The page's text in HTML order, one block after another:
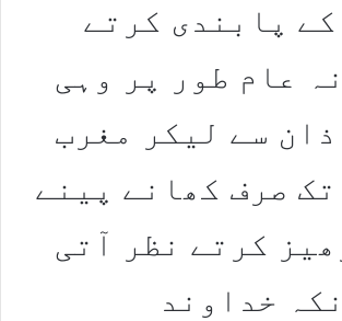
پابندی کرتے
عام طور پر وہی
سے لیکر مغرب
صرف کھانے پینے
کرتے نظر آتی
خداوند